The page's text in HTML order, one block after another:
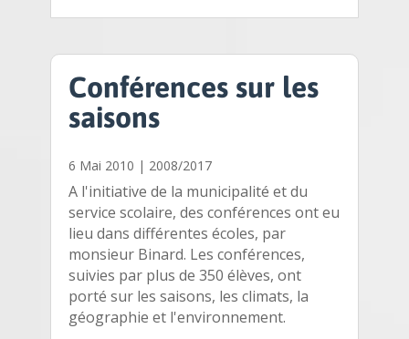
Conférences sur les
saisons
6 Mai 2010 | 2008/2017
A l'initiative de la municipalité et du
service scolaire, des conférences ont eu
lieu dans différentes écoles, par
monsieur Binard. Les conférences,
suivies par plus de 350 élèves, ont
porté sur les saisons, les climats, la
géographie et l'environnement.